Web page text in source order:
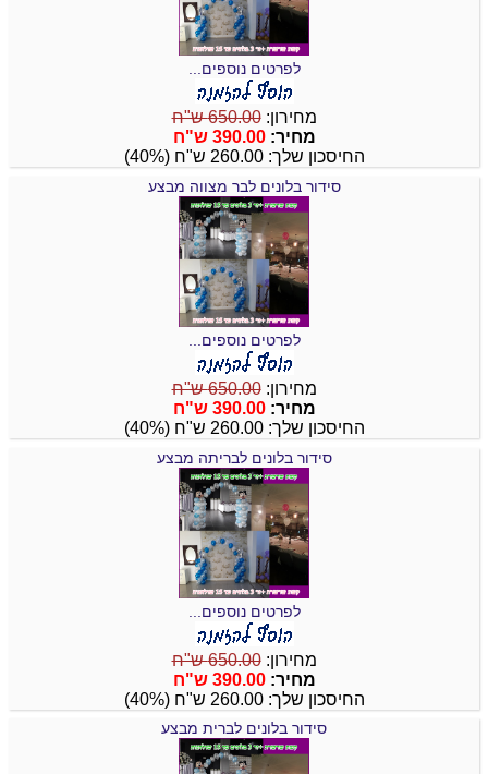
לפרטים נוספים...
מחירון:650.00 ש"ח
מחיר:390.00 ש"ח
החיסכון שלך: 260.00 ש"ח (40%)
סידור בלונים לבר מצווה מבצע
לפרטים נוספים...
מחירון:650.00 ש"ח
מחיר:390.00 ש"ח
החיסכון שלך: 260.00 ש"ח (40%)
סידור בלונים לבריתה מבצע
לפרטים נוספים...
מחירון:650.00 ש"ח
מחיר:390.00 ש"ח
החיסכון שלך: 260.00 ש"ח (40%)
סידור בלונים לברית מבצע